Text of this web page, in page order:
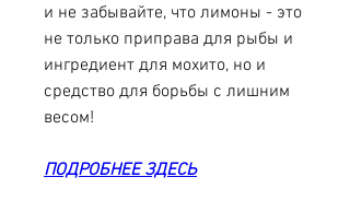
и не забывайте, что лимоны - это
не только приправа для рыбы и
ингредиент для мохито, но и
средство для борьбы с лишним
весом!
ПОДРОБНЕЕ ЗДЕСЬ